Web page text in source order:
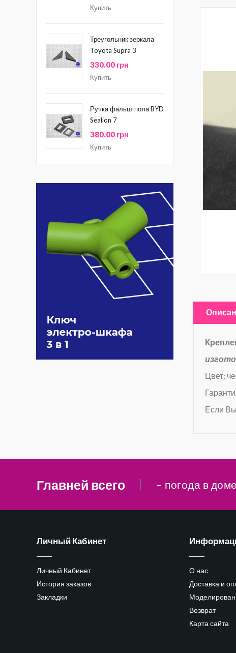
Купить
Треугольник зеркала
Toyota Supra 3
330.00 грн
Купить
Ручка фальш-пола BYD
Sealion 7
380.00 грн
Купить
Цвет:
Если Вы
Главней всего – погода в
Личный Кабинет
Личный Кабинет
История заказов
Закладки
О нас
Доставка и
Возврат
Карта сайта